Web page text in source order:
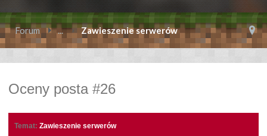
Forum ... Zawieszenie serwerów
Oceny posta #26
Temat: Zawieszenie serwerów